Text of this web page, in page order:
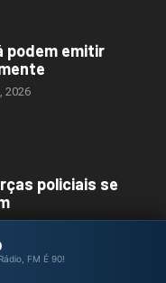
podem emitir
2026
policiais se
2026
FM É 90!